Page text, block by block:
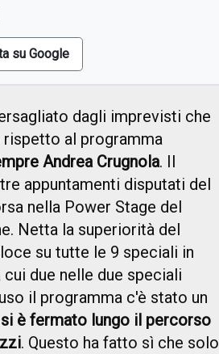
su Google
dagli imprevisti che
al programma
Andrea Crugnola. Il
appuntamenti disputati del
nella Power Stage del
Netta la superiorità del
su tutte le 9 speciali in
due nelle due speciali
il programma c'è stato un
è fermato lungo il percorso
. Questo ha fatto sì che solo